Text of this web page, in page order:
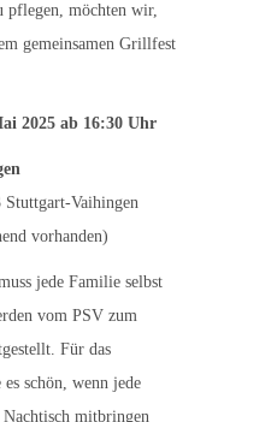
pflegen, möchten wir,
gemeinsamen Grillfest
2025 ab 16:30 Uhr
Stuttgart-Vaihingen
vorhanden)
jede Familie selbst
vom PSV zum
Für das
schön, wenn jede
Nachtisch mitbringen